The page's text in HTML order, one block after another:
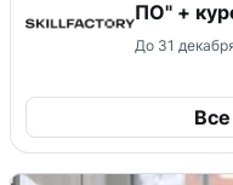
ПО" +
До 31